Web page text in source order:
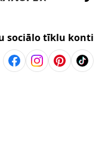
sociālo tīklu konti